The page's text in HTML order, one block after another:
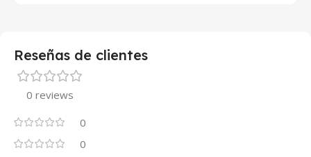
Reseñas de clientes
0 reviews
0
0